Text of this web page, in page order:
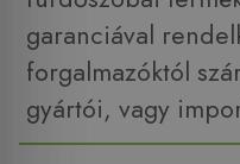
garanciával
forgalmazóktól
gyártói, vagy